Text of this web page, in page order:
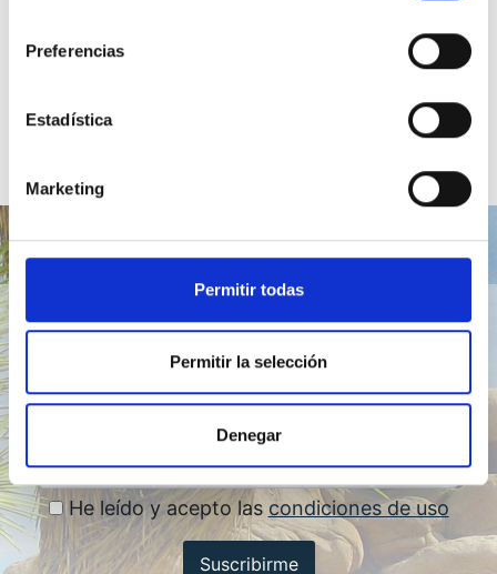
Preferencias
Estadística
Marketing
Permitir todas
Permitir la selección
Denegar
Suscríbete a nuestro canal para
recibir las nuevas publicaciones
Boletín trimestral
He leído y acepto las condiciones de uso
Suscribirme